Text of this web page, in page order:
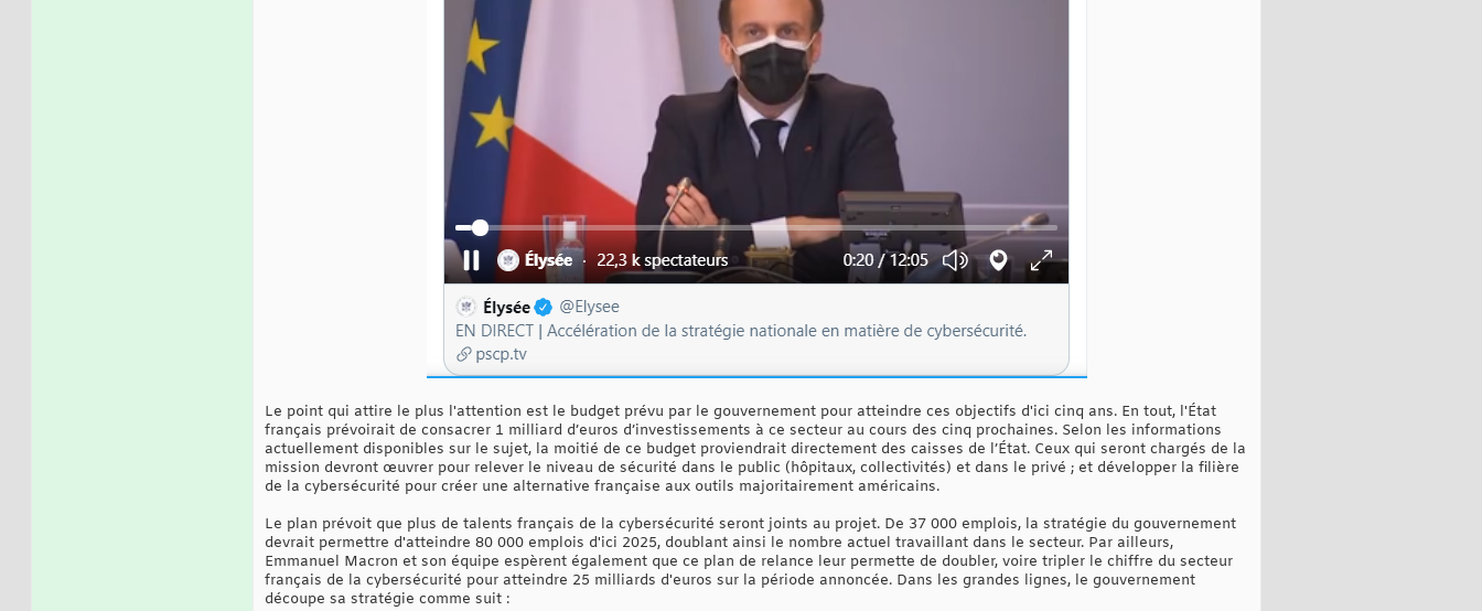
Le point qui attire le plus l'attention est le budget prévu par le gouvernement pour atteindre ces objectifs d'ici cinq ans. En tout, l'État
français prévoirait de consacrer 1 milliard d’euros d’investissements à ce secteur au cours des cinq prochaines. Selon les informations
actuellement disponibles sur le sujet, la moitié de ce budget proviendrait directement des caisses de l’État. Ceux qui seront chargés de la
mission devront œuvrer pour relever le niveau de sécurité dans le public (hôpitaux, collectivités) et dans le privé ; et développer la filière
de la cybersécurité pour créer une alternative française aux outils majoritairement américains.
Le plan prévoit que plus de talents français de la cybersécurité seront joints au projet. De 37 000 emplois, la stratégie du gouvernement
devrait permettre d'atteindre 80 000 emplois d'ici 2025, doublant ainsi le nombre actuel travaillant dans le secteur. Par ailleurs,
Emmanuel Macron et son équipe espèrent également que ce plan de relance leur permette de doubler, voire tripler le chiffre du secteur
français de la cybersécurité pour atteindre 25 milliards d'euros sur la période annoncée. Dans les grandes lignes, le gouvernement
découpe sa stratégie comme suit :